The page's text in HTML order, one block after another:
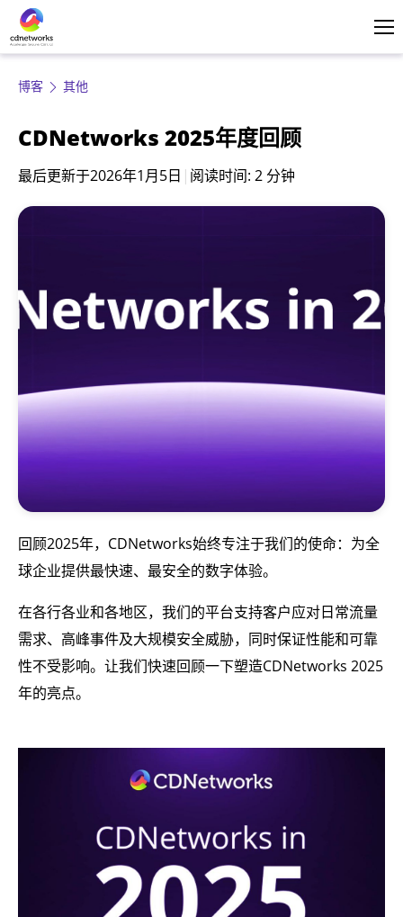
博客 其他
CDNetworks 2025年度回顾
最后更新于2026年1月5日 | 阅读时间: 2 分钟
回顾2025年，CDNetworks始终专注于我们的使命：为全
球企业提供最快速、最安全的数字体验。
在各行各业和各地区，我们的平台支持客户应对日常流量
需求、高峰事件及大规模安全威胁，同时保证性能和可靠
性不受影响。让我们快速回顾一下塑造CDNetworks 2025
年的亮点。